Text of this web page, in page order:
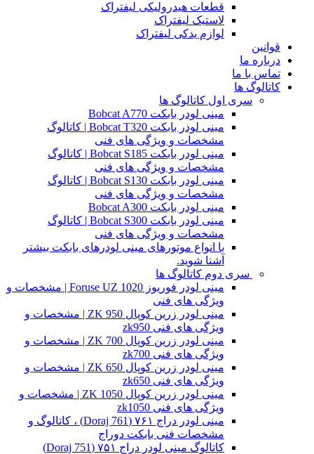
قطعات هیدرولیکی لیفتراک
لاستیک لیفتراک
لوازم یدکی لیفتراک
قوانین
درباره ما
تماس با ما
کاتالوگ ها
سری اول کاتالوگ ها
مینی لودر بابکت Bobcat A770
مینی لودر بابکت Bobcat T320 | کاتالوگ
مشخصات و ویژگی های فنی
مینی لودر بابکت Bobcat S185 | کاتالوگ
مشخصات و ویژگی های فنی
مینی لودر بابکت Bobcat S130 | کاتالوگ
مشخصات و ویژگی های فنی
مینی لودر بابکت Bobcat A300
مینی لودر بابکت Bobcat S300 | کاتالوگ
مشخصات و ویژگی های فنی
با انواع موتورهای مینی لودرهای بابکت بیشتر
آشنا شوید.
سری دوم کاتالوگ ها
مینی لودر فوریوز Foruse UZ 1020 | مشخصات و
ویژگی های فنی
مینی لودر زرین کوپال ZK 950 | مشخصات و
ویژگی های فنی zk950
مینی لودر زرین کوپال ZK 700 | مشخصات و
ویژگی های فنی zk700
مینی لودر زرین کوپال ZK 650 | مشخصات و
ویژگی های فنی zk650
مینی لودر زرین کوپال ZK 1050 | مشخصات و
ویژگی های فنی zk1050
مینی لودر دراج ۷۶۱ (Doraj 761) ، کاتالوگ و
مشخصات فنی بابکت دوراج
کاتالوگ مینی لودر دراج ۷۵۱ (Doraj 751)